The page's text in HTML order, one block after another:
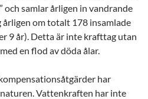
samlar årligen in vandrande
om totalt 178 insamlade
9 år). Detta är inte krafttag utan
en flod av döda ålar.
har
Vattenkraften har inte